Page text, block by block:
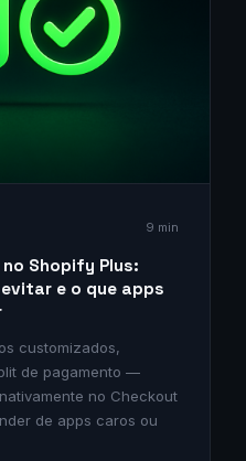
9 min
Shopify Plus:
e o que apps
customizados,
de pagamento —
no Checkout
de apps caros ou